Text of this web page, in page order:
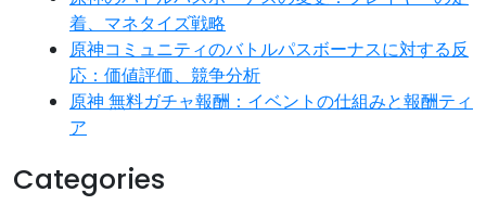
着、マネタイズ戦略
原神コミュニティのバトルパスボーナスに対する反
応：価値評価、競争分析
原神 無料ガチャ報酬：イベントの仕組みと報酬ティ
ア
Categories